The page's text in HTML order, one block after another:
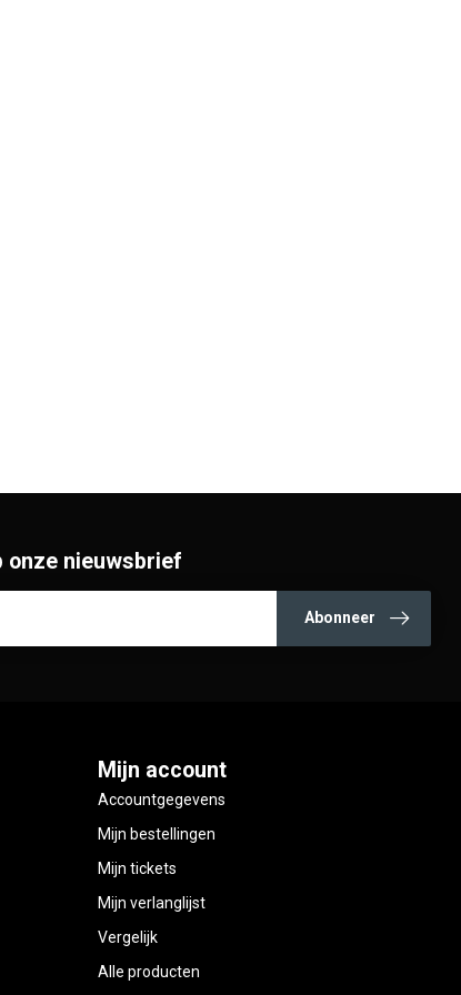
onze nieuwsbrief
Abonneer
Mijn account
Accountgegevens
Mijn bestellingen
Mijn tickets
Mijn verlanglijst
Vergelijk
Alle producten